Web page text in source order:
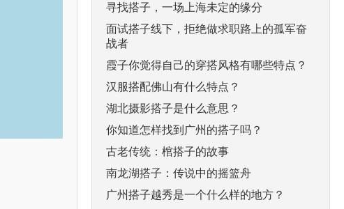
寻找搭子，一场上海未定的缘分
面试搭子线下，拒绝做求职路上的孤军奋
战者
霞子你觉得自己的穿搭风格有哪些特点？
汉服搭配佛山有什么特点？
湖北摄影搭子是什么意思？
你知道怎样找到广州的搭子吗？
古老传统：棺搭子的故事
南龙湖搭子：传说中的摇篮舟
广州搭子越秀是一个什么样的地方？